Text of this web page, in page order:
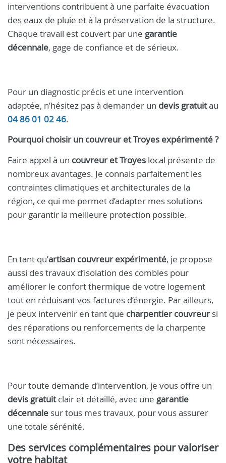
interventions contribuent à une parfaite évacuation
des eaux de pluie et à la préservation de la structure.
Chaque travail est couvert par une garantie
décennale, gage de confiance et de sérieux.
Pour un diagnostic précis et une intervention
adaptée, n’hésitez pas à demander un devis gratuitau
04 86 01 02 46.
Pourquoi choisir un couvreur et Troyes expérimenté ?
Faire appel à un couvreur et Troyes local présente de
nombreux avantages. Je connais parfaitement les
contraintes climatiques et architecturales de la
région, ce qui me permet d’adapter mes solutions
pour garantir la meilleure protection possible.
En tant qu’artisan couvreur expérimenté, je propose
aussi des travaux d’isolation des combles pour
améliorer le confort thermique de votre logement
tout en réduisant vos factures d’énergie. Par ailleurs,
je peux intervenir en tant que charpentier couvreursi
des réparations ou renforcements de la charpente
sont nécessaires.
Pour toute demande d’intervention, je vous offre un
devis gratuitclair et détaillé, avec une garantie
décennale sur tous mes travaux, pour vous assurer
une totale sérénité.
Des services complémentaires pour valoriser
votre habitat